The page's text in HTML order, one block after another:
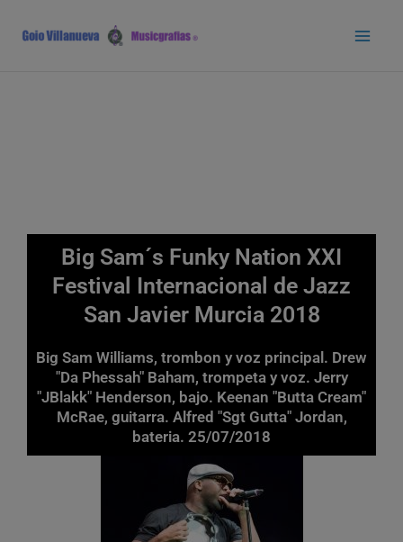
contenido
Big Sam´s Funky Nation XXI
Festival Internacional de Jazz
San Javier Murcia 2018
Big Sam Williams, trombon y voz principal. Drew
"Da Phessah" Baham, trompeta y voz. Jerry
"JBlakk" Henderson, bajo. Keenan "Butta Cream"
McRae, guitarra. Alfred "Sgt Gutta" Jordan,
bateria. 25/07/2018